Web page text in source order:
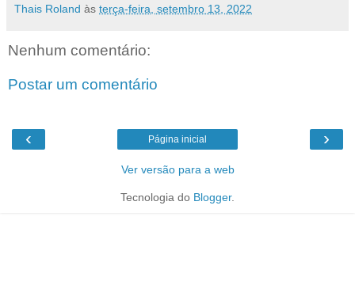
Thais Roland às terça-feira, setembro 13, 2022
Nenhum comentário:
Postar um comentário
‹ ›
Página inicial
Ver versão para a web
Tecnologia do Blogger.